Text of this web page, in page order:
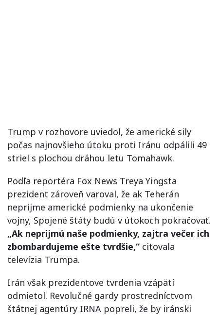
Trump v rozhovore uviedol, že americké sily
počas najnovšieho útoku proti Iránu odpálili 49
striel s plochou dráhou letu Tomahawk.
Podľa reportéra Fox News Treya Yingsta
prezident zároveň varoval, že ak Teherán
neprijme americké podmienky na ukončenie
vojny, Spojené štáty budú v útokoch pokračovať.
„Ak neprijmú naše podmienky, zajtra večer ich
zbombardujeme ešte tvrdšie,“ citovala
televízia Trumpa.
Irán však prezidentove tvrdenia vzápätí
odmietol. Revolučné gardy prostredníctvom
štátnej agentúry IRNA popreli, že by iránski